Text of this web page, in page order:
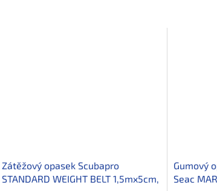
Zátěžový opasek Scubapro
STANDARD WEIGHT BELT 1,5mx5cm,
Gumový
Seac